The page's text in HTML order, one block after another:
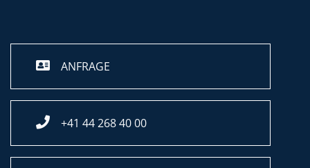
ANFRAGE
+41 44 268 40 00